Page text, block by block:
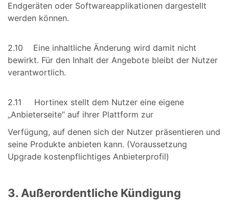
Endgeräten oder Softwareapplikationen dargestellt
werden können.
2.10 Eine inhaltliche Änderung wird damit nicht
bewirkt. Für den Inhalt der Angebote bleibt der Nutzer
verantwortlich.
2.11 Hortinex stellt dem Nutzer eine eigene
„Anbieterseite“ auf ihrer Plattform zur
Verfügung, auf denen sich der Nutzer präsentieren und
seine Produkte anbieten kann. (Voraussetzung
Upgrade kostenpflichtiges Anbieterprofil)
3. Außerordentliche Kündigung